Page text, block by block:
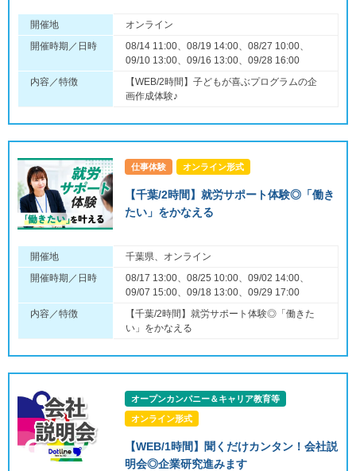
開催地
オンライン
開催時期／日時
08/14 11:00、08/19 14:00、08/27 10:00、
09/10 13:00、09/16 13:00、09/28 16:00
内容／特徴
【WEB/2時間】子どもが喜ぶプログラムの企
画作成体験♪
仕事体験 オンライン形式
【千葉/2時間】就労サポート体験◎「働き
たい」をかなえる
開催地
千葉県、オンライン
開催時期／日時
08/17 13:00、08/25 10:00、09/02 14:00、
09/07 15:00、09/18 13:00、09/29 17:00
内容／特徴
【千葉/2時間】就労サポート体験◎「働きた
い」をかなえる
オープンカンパニー＆キャリア教育等
オンライン形式
【WEB/1時間】聞くだけカンタン！会社説
明会◎企業研究進みます